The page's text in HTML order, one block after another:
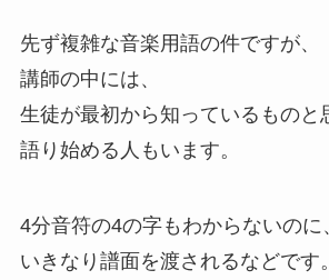
先ず複雑な音楽用語の件ですが、
講師の中には、
生徒が最初から知っているものと
語り始める人もいます。
4分音符の4の字もわからないのに
いきなり譜面を渡されるなどです。